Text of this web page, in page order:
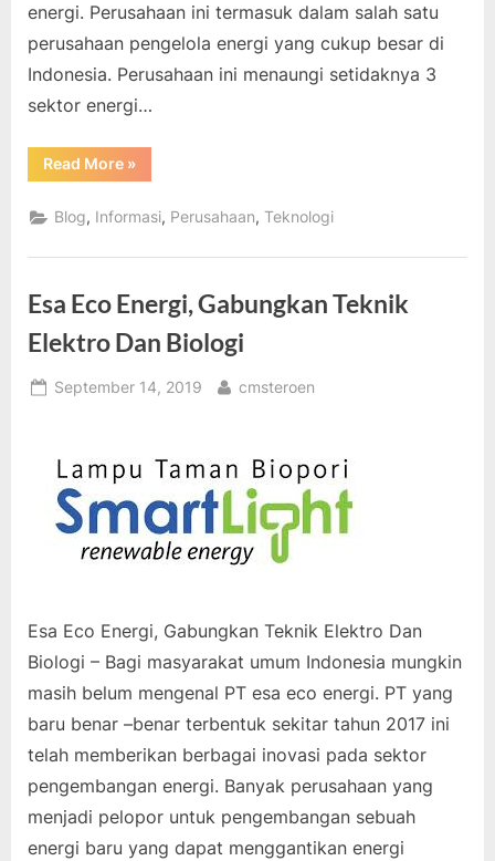
energi. Perusahaan ini termasuk dalam salah satu
perusahaan pengelola energi yang cukup besar di
Indonesia. Perusahaan ini menaungi setidaknya 3
sektor energi…
Read More“PT
EMI
Bersinergi”
»
Blog, Informasi, Perusahaan,Teknologi
Esa Eco Energi, Gabungkan Teknik
Elektro Dan Biologi
Posted
September 14, 2019 By
cmsteroen
Esa Eco Energi, Gabungkan Teknik Elektro Dan
Biologi – Bagi masyarakat umum Indonesia mungkin
masih belum mengenal PT esa eco energi. PT yang
baru benar –benar terbentuk sekitar tahun 2017 ini
telah memberikan berbagai inovasi pada sektor
pengembangan energi. Banyak perusahaan yang
menjadi pelopor untuk pengembangan sebuah
energi baru yang dapat menggantikan energi